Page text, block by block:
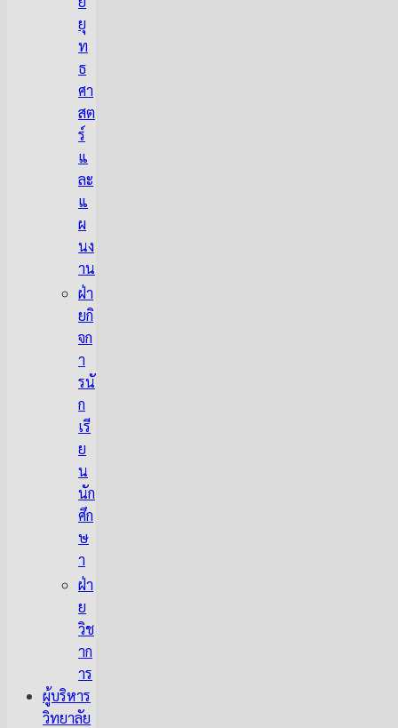
ยุ
ท
ธ
ศา
สต
ร์
แ
ละ
แ
ผ
นง
าน
ฝ่า
ยกิ
จก
า
รนั
ก
เรี
ย
น
นัก
ศึก
ษ
า
ฝ่า
ย
วิช
าก
าร
ผู้บริหาร
วิทยาลัย